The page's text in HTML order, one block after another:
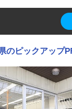
のピックアップ